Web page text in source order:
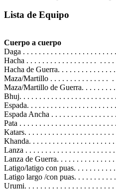
Lista de Equipo
Cuerpo a cuerpo
Daga . . . . . . . . . . . . . . . . . . . . . . .
Hacha . . . . . . . . . . . . . . . . . . . . . .
Hacha de Guerra. . . . . . . . . . . . . .
Maza/Martillo . . . . . . . . . . . . . . . .
Maza/Martillo de Guerra. . . . . . . .
Bhuj. . . . . . . . . . . . . . . . . . . . . . . .
Espada. . . . . . . . . . . . . . . . . . . . . .
Espada Ancha . . . . . . . . . . . . . . . .
Pata . . . . . . . . . . . . . . . . . . . . . . .
Katars. . . . . . . . . . . . . . . . . . . . . .
Khanda. . . . . . . . . . . . . . . . . . . . .
Lanza . . . . . . . . . . . . . . . . . . . . . .
Lanza de Guerra. . . . . . . . . . . . . .
Latigo/latigo con puas. . . . . . . . . .
Latigo largo /con puas. . . . . . . . . .
Urumi. . . . . . . . . . . . . . . . . . . . . .